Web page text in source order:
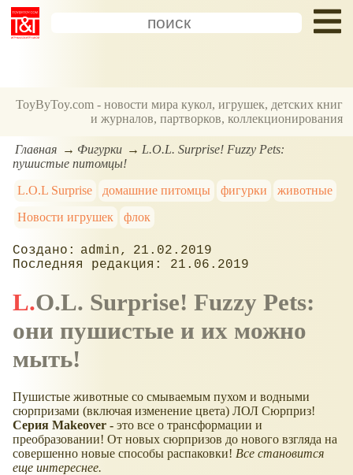
ToyByToy.com - новости мира кукол, игрушек, детских книг
и журналов, партворков, коллекционирования
Главная Фигурки
L.O.L. Surprise! Fuzzy Pets:
пушистые питомцы!
L.O.L Surprise
домашние питомцы фигурки
животные
Новости игрушек
флок
admin
21.02.2019
21.06.2019
L.O.L. Surprise! Fuzzy Pets:
они пушистые и их можно
мыть!
Пушистые животные со смываемым пухом и водными
сюрпризами (включая изменение цвета) ЛОЛ Сюрприз!
Серия Makeover - это все о трансформации и
преобразовании! От новых сюрпризов до нового взгляда на
совершенно новые способы распаковки! Все становится
еще интереснее.